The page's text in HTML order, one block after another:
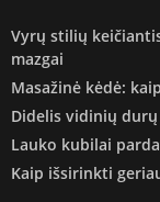
Vyrų stilių
mazgai
Masažinė kėdė:
Didelis vidinių
Lauko kubilai
Kaip išsirinkti